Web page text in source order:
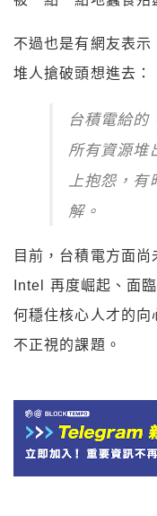
不過也是有網友表
堆人搶破頭想進去：
台積電給的
所有資源堆
上抱怨，
解。
目前，台積電方面
Intel 再度崛起、面
何穩住核心人才的向
不正視的課題。